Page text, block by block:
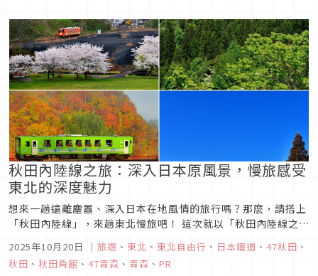
秋田內陸線之旅：深入日本原風景，慢旅感受
東北的深度魅力
想來一趟遠離塵囂、深入日本在地風情的旅行嗎？那麼，請搭上
「秋田內陸線」，來趟東北慢旅吧！ 這次就以「秋田內陸線之
秋田內陸線一路北上至鷹巣，再轉乘 JR 奧羽本線前往青森，沿
途串聯沿線車站周邊的精彩景點。
2025年10月20日 ｜ 旅遊 、 東北 、 東北自由行 、 日本鐵道 、 47秋田 、
秋田 、 秋田角館 、 47青森 、 青森 、 PR